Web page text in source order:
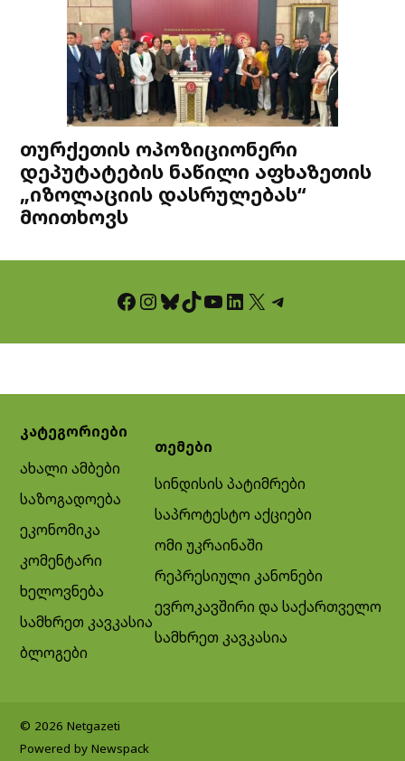
თურქეთის ოპოზიციონერი
დეპუტატების ნაწილი აფხაზეთის
„იზოლაციის დასრულებას“
მოითხოვს
Facebook InstagramBluesky TikTok YouTube LinkedIn X Telegram
კატეგორიები
ახალი ამბები
საზოგადოება
ეკონომიკა
კომენტარი
ხელოვნება
სამხრეთ კავკასია
ბლოგები
თემები
სინდისის პატიმრები
საპროტესტო აქციები
ომი უკრაინაში
რეპრესიული კანონები
ევროკავშირი და საქართველო
სამხრეთ კავკასია
© 2026 Netgazeti
Powered by Newspack